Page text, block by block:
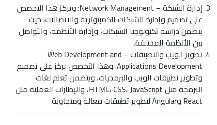
إدارة الشبكة – Network Management: ويركز هذا التخصص
على تصميم وإدارة الشبكات الكمبيوترية والاتصالات، حيث
يتضمن دراسة تكنولوجيا الشبكات، وإدارة الأنظمة، والتواصل
بين الأنظمة المختلفة.
تطوير الويب والتطبيقات – Web Development and
Applications Development: وهذا التخصص يركز على تصميم
وتطوير تطبيقات الويب والبرمجيات، ويتضمن تعلم لغات
البرمجة مثل HTML، CSS، JavaScript، والإطارات العملية مثل
React وAngular لتطوير تطبيقات فعالة ومتجاوبة.